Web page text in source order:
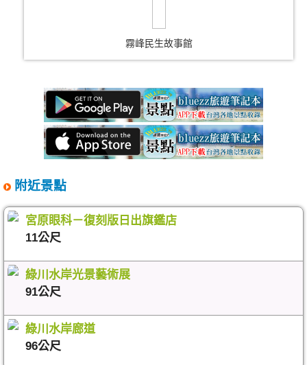
霧峰民生故事館
附近景點
宮原眼科－復刻版日出旗鑑店
11公尺
綠川水岸光景藝術展
91公尺
綠川水岸廊道
96公尺